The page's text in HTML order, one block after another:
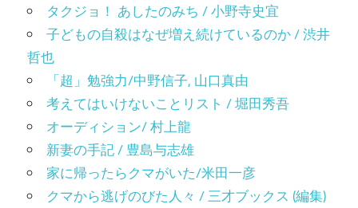
タクジョ！ あしたのみち / 小野寺史宜
子どもの自殺はなぜ増え続けているのか / 渋井
哲也
「超」勉強力/中野信子, 山口真由
考えてはいけないことリスト / 堀田秀吾
オーディション/ 村上龍
新妻の手記 / 豊島与志雄
家に帰ったらクマがいた/米田一彦
クマから逃げのびた人々 / 三才ブックス (編集)